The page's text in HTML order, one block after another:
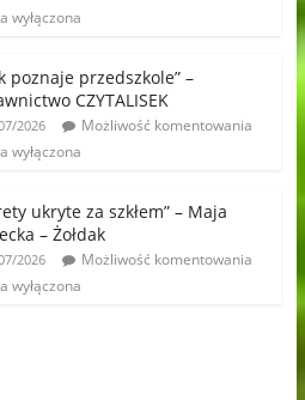
wyłączona
poznaje przedszkole” –
CZYTALISEK
2026
Możliwość komentowania
wyłączona
ukryte za szkłem” – Maja
– Żołdak
2026
Możliwość komentowania
wyłączona